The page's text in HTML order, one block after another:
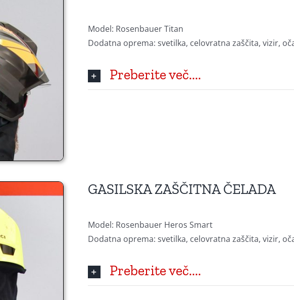
Model: Rosenbauer Titan
Dodatna oprema: svetilka, celovratna zaščita, vizir,
Preberite več....
GASILSKA ZAŠČITNA ČELADA
Model: Rosenbauer Heros Smart
Dodatna oprema: svetilka, celovratna zaščita, vizir,
Preberite več....